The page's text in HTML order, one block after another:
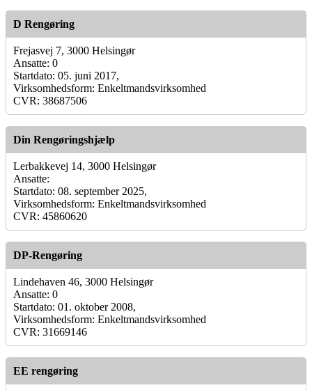
D Rengøring
Frejasvej 7, 3000 Helsingør
Ansatte: 0
Startdato: 05. juni 2017,
Virksomhedsform: Enkeltmandsvirksomhed
CVR: 38687506
Din Rengøringshjælp
Lerbakkevej 14, 3000 Helsingør
Ansatte:
Startdato: 08. september 2025,
Virksomhedsform: Enkeltmandsvirksomhed
CVR: 45860620
DP-Rengøring
Lindehaven 46, 3000 Helsingør
Ansatte: 0
Startdato: 01. oktober 2008,
Virksomhedsform: Enkeltmandsvirksomhed
CVR: 31669146
EE rengøring